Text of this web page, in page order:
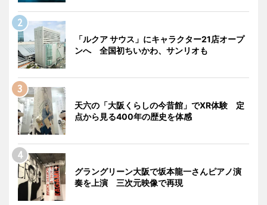
「ルクア サウス」にキャラクター21店オープ
ンへ 全国初ちいかわ、サンリオも
天六の「大阪くらしの今昔館」でXR体験 定
点から見る400年の歴史を体感
グラングリーン大阪で坂本龍一さんピアノ演
奏を上演 三次元映像で再現